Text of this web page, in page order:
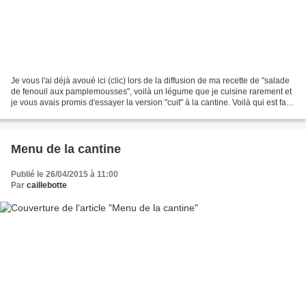
Je vous l'ai déjà avoué ici (clic) lors de la diffusion de ma recette de "salade
de fenouil aux pamplemousses", voilà un légume que je cuisine rarement et
je vous avais promis d'essayer la version "cuit" à la cantine. Voilà qui est fait !
Menu de la cantine
Publié le 26/04/2015 à 11:00
Par caillebotte